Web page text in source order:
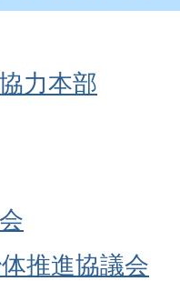
力本部
推進協議会